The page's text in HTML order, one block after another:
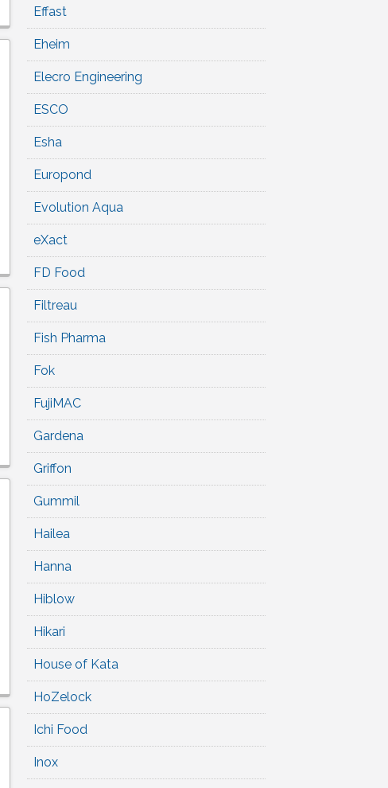
Effast
Eheim
Elecro Engineering
ESCO
Esha
Europond
Evolution Aqua
eXact
FD Food
Filtreau
Fish Pharma
Fok
FujiMAC
Gardena
Griffon
Gummil
Hailea
Hanna
Hiblow
Hikari
House of Kata
HoZelock
Ichi Food
Inox